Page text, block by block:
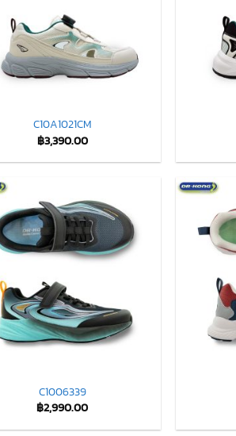
C10A1021CM
฿3,390.00
C1006339
฿2,990.00